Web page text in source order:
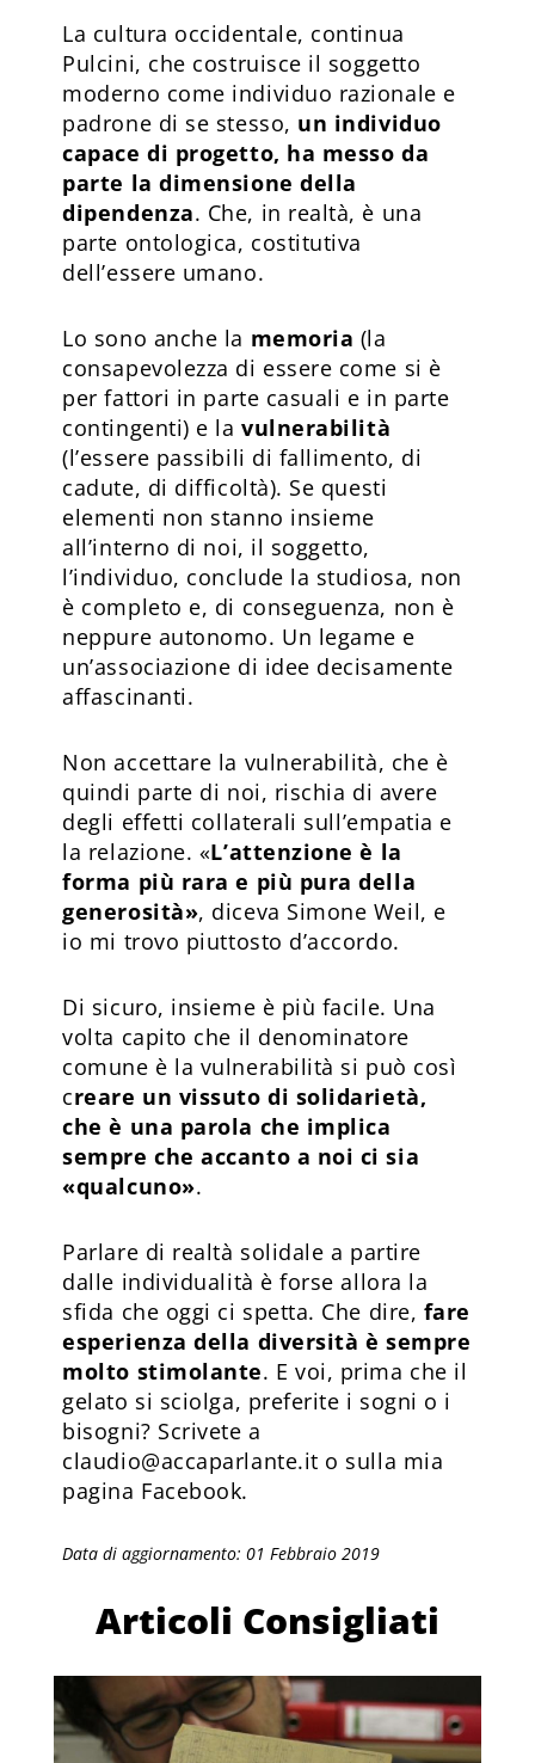
La cultura occidentale, continua
Pulcini, che costruisce il soggetto
moderno come individuo razionale e
padrone di se stesso, un individuo
capace di progetto, ha messo da
parte la dimensione della
dipendenza. Che, in realtà, è una
parte ontologica, costitutiva
dell’essere umano.
Lo sono anche la memoria (la
consapevolezza di essere come si è
per fattori in parte casuali e in parte
contingenti) e lavulnerabilità
(l’essere passibili di fallimento, di
cadute, di difficoltà). Se questi
elementi non stanno insieme
all’interno di noi, il soggetto,
l’individuo, conclude la studiosa, non
è completo e, di conseguenza, non è
neppure autonomo. Un legame e
un’associazione di idee decisamente
affascinanti.
Non accettare la vulnerabilità, che è
quindi parte di noi, rischia di avere
degli effetti collaterali sull’empatia e
la relazione. «L’attenzione è la
forma più rara e più pura della
generosità», diceva Simone Weil, e
io mi trovo piuttosto d’accordo.
Di sicuro, insieme è più facile. Una
volta capito che il denominatore
comune è la vulnerabilità si può così
creare un vissuto di solidarietà,
che è una parola che implica
sempre che accanto a noi ci sia
«qualcuno».
Parlare di realtà solidale a partire
dalle individualità è forse allora la
sfida che oggi ci spetta. Che dire, fare
esperienza della diversità è sempre
molto stimolante. E voi, prima che il
gelato si sciolga, preferite i sogni o i
bisogni? Scrivete a
claudio@accaparlante.it o sulla mia
pagina Facebook.
Data di aggiornamento: 01 Febbraio 2019
Articoli Consigliati